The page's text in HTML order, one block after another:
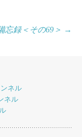
忘録＜その69＞ →
ネル
ネル